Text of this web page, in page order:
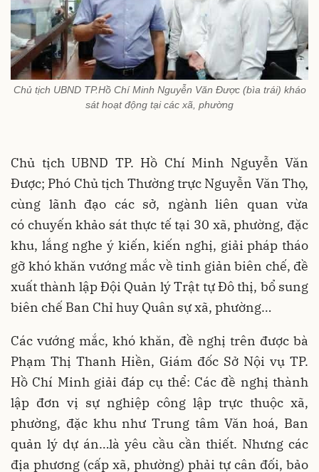
Chủ tịch UBND TP.Hồ Chí Minh Nguyễn Văn Được (bìa trái) kháo
sát hoạt động tại các xã, phường
Chủ tịch UBND TP. Hồ Chí Minh Nguyễn Văn
Được; Phó Chủ tịch Thường trực Nguyễn Văn Thọ,
cùng lãnh đạo các sở, ngành liên quan vừa
có chuyến khảo sát thực tế tại 30 xã, phường, đặc
khu, lắng nghe ý kiến, kiến nghị, giải pháp tháo
gỡ khó khăn vướng mắc về tinh giản biên chế, đề
xuất thành lập Đội Quản lý Trật tự Đô thị, bổ sung
biên chế Ban Chỉ huy Quân sự xã, phường…
Các vướng mắc, khó khăn, đề nghị trên được bà
Phạm Thị Thanh Hiền, Giám đốc Sở Nội vụ TP.
Hồ Chí Minh giải đáp cụ thể: Các đề nghị thành
lập đơn vị sự nghiệp công lập trực thuộc xã,
phường, đặc khu như Trung tâm Văn hoá, Ban
quản lý dự án…là yêu cầu cần thiết. Nhưng các
địa phương (cấp xã, phường) phải tự cân đối, bảo